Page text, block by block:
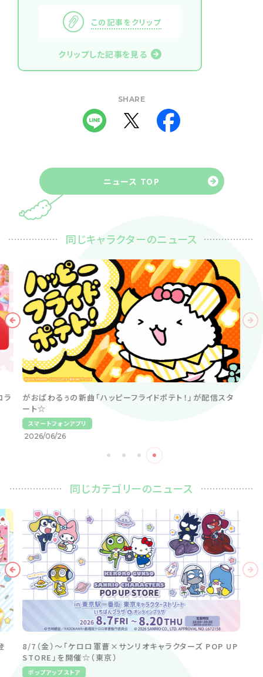
この記事をクリップ
クリップした記事を見る
SHARE
ニュース TOP
同じキャラクターのニュース
ラ
がおぱわるぅの新曲「ハッピーフライドポテト！」が配信スタ
ート☆
スマートフォンアプリ
2026/06/26
同じカテゴリーのニュース
8/7（金）～「ケロロ軍曹×サンリオキャラクターズ POP UP
STORE」を開催☆（東京）
ポップアップストア